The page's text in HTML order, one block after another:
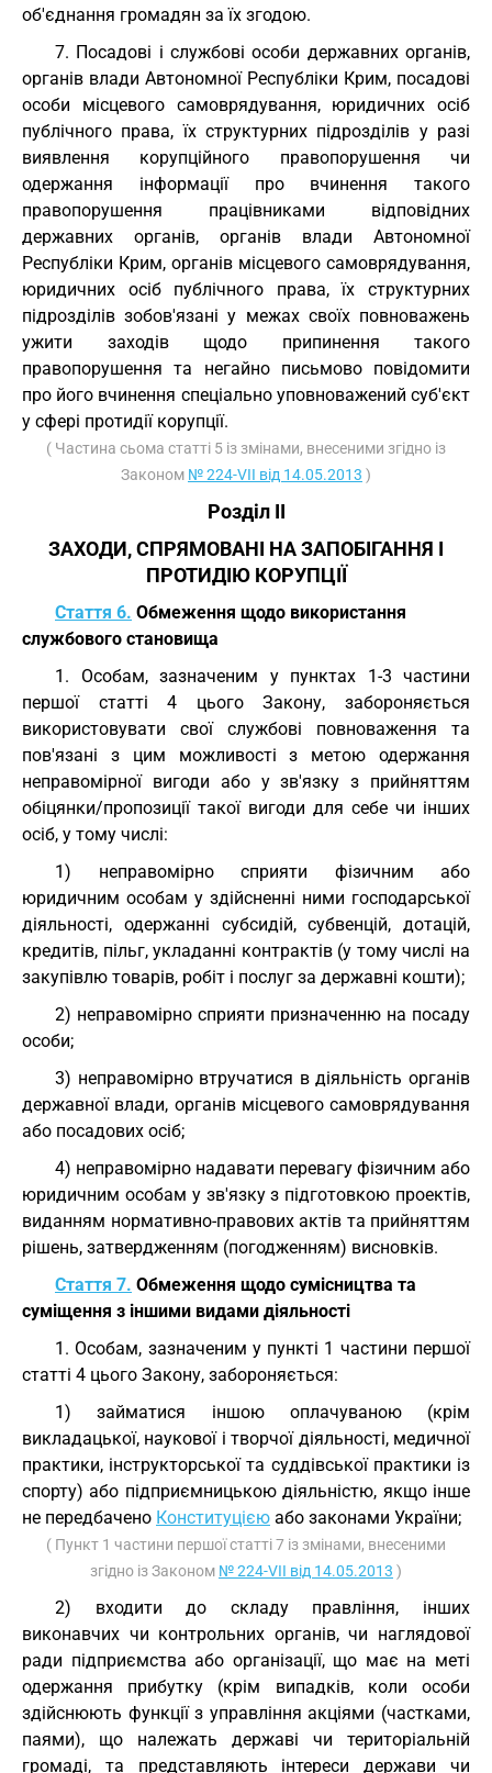
об'єднання громадян за їх згодою.
7. Посадові і службові особи державних органів,
органів влади Автономної Республіки Крим, посадові
особи місцевого самоврядування, юридичних осіб
публічного права, їх структурних підрозділів у разі
виявлення корупційного правопорушення чи
одержання інформації про вчинення такого
правопорушення працівниками відповідних
державних органів, органів влади Автономної
Республіки Крим, органів місцевого самоврядування,
юридичних осіб публічного права, їх структурних
підрозділів зобов'язані у межах своїх повноважень
ужити заходів щодо припинення такого
правопорушення та негайно письмово повідомити
про його вчинення спеціально уповноважений суб'єкт
у сфері протидії корупції.
( Частина сьома статті 5 із змінами, внесеними згідно із
Законом № 224-VII від 14.05.2013 )
Розділ II
ЗАХОДИ, СПРЯМОВАНІ НА ЗАПОБІГАННЯ І
ПРОТИДІЮ КОРУПЦІЇ
Стаття 6. Обмеження щодо використання
службового становища
1. Особам, зазначеним у пунктах 1-3 частини
першої статті 4 цього Закону, забороняється
використовувати свої службові повноваження та
пов'язані з цим можливості з метою одержання
неправомірної вигоди або у зв'язку з прийняттям
обіцянки/пропозиції такої вигоди для себе чи інших
осіб, у тому числі:
1) неправомірно сприяти фізичним або
юридичним особам у здійсненні ними господарської
діяльності, одержанні субсидій, субвенцій, дотацій,
кредитів, пільг, укладанні контрактів (у тому числі на
закупівлю товарів, робіт і послуг за державні кошти);
2) неправомірно сприяти призначенню на посаду
особи;
3) неправомірно втручатися в діяльність органів
державної влади, органів місцевого самоврядування
або посадових осіб;
4) неправомірно надавати перевагу фізичним або
юридичним особам у зв'язку з підготовкою проектів,
виданням нормативно-правових актів та прийняттям
рішень, затвердженням (погодженням) висновків.
Стаття 7. Обмеження щодо сумісництва та
суміщення з іншими видами діяльності
1. Особам, зазначеним у пункті 1 частини першої
статті 4 цього Закону, забороняється:
1) займатися іншою оплачуваною (крім
викладацької, наукової і творчої діяльності, медичної
практики, інструкторської та суддівської практики із
спорту) або підприємницькою діяльністю, якщо інше
не передбачено Конституцією або законами України;
( Пункт 1 частини першої статті 7 із змінами, внесеними
згідно із Законом № 224-VII від 14.05.2013 )
2) входити до складу правління, інших
виконавчих чи контрольних органів, чи наглядової
ради підприємства або організації, що має на меті
одержання прибутку (крім випадків, коли особи
здійснюють функції з управління акціями (частками,
паями), що належать державі чи територіальній
громаді, та представляють інтереси держави чи